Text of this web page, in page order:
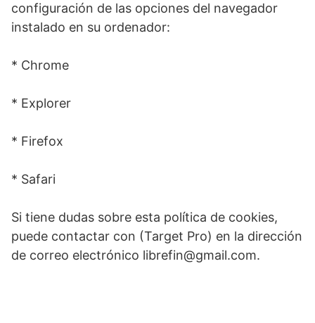
configuración de las opciones del navegador
instalado en su ordenador:
* Chrome
* Explorer
* Firefox
* Safari
Si tiene dudas sobre esta política de cookies,
puede contactar con (Target Pro) en la dirección
de correo electrónico librefin@gmail.com.